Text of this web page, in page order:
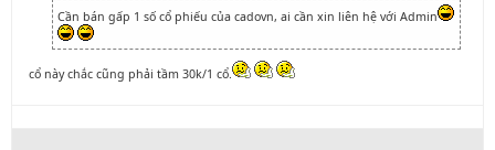
Cần bán gấp 1 số cổ phiếu của cadovn, ai cần xin liên hệ với Admin
cổ này chắc cũng phải tầm 30k/1 cổ.